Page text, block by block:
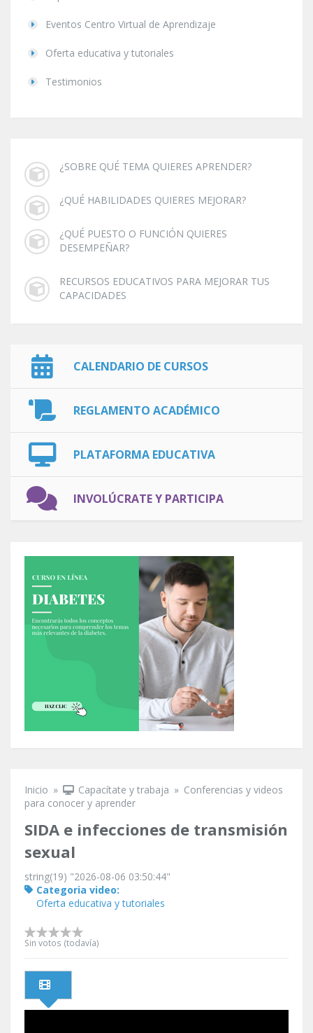
Eventos Centro Virtual de Aprendizaje
Oferta educativa y tutoriales
Testimonios
¿SOBRE QUÉ TEMA QUIERES APRENDER?
¿QUÉ HABILIDADES QUIERES MEJORAR?
¿QUÉ PUESTO O FUNCIÓN QUIERES
DESEMPEÑAR?
RECURSOS EDUCATIVOS PARA MEJORAR TUS
CAPACIDADES
CALENDARIO DE CURSOS
REGLAMENTO ACADÉMICO
PLATAFORMA EDUCATIVA
INVOLÚCRATE Y PARTICIPA
Se encuentra usted aquí
Inicio » Capacítate y trabaja » Conferencias y videos
para conocer y aprender
SIDA e infecciones de transmisión
sexual
string(19) "2026-08-06 03:50:44"
Categoria video:
Oferta educativa y tutoriales
Sin votos (todavía)